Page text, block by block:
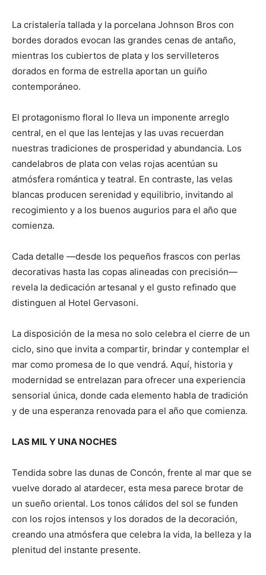
La cristalería tallada y la porcelana Johnson Bros con
bordes dorados evocan las grandes cenas de antaño,
mientras los cubiertos de plata y los servilleteros
dorados en forma de estrella aportan un guiño
contemporáneo.
El protagonismo floral lo lleva un imponente arreglo
central, en el que las lentejas y las uvas recuerdan
nuestras tradiciones de prosperidad y abundancia. Los
candelabros de plata con velas rojas acentúan su
atmósfera romántica y teatral. En contraste, las velas
blancas producen serenidad y equilibrio, invitando al
recogimiento y a los buenos augurios para el año que
comienza.
Cada detalle —desde los pequeños frascos con perlas
decorativas hasta las copas alineadas con precisión—
revela la dedicación artesanal y el gusto refinado que
distinguen al Hotel Gervasoni.
La disposición de la mesa no solo celebra el cierre de un
ciclo, sino que invita a compartir, brindar y contemplar el
mar como promesa de lo que vendrá. Aquí, historia y
modernidad se entrelazan para ofrecer una experiencia
sensorial única, donde cada elemento habla de tradición
y de una esperanza renovada para el año que comienza.
LAS MIL Y UNA NOCHES
Tendida sobre las dunas de Concón, frente al mar que se
vuelve dorado al atardecer, esta mesa parece brotar de
un sueño oriental. Los tonos cálidos del sol se funden
con los rojos intensos y los dorados de la decoración,
creando una atmósfera que celebra la vida, la belleza y la
plenitud del instante presente.